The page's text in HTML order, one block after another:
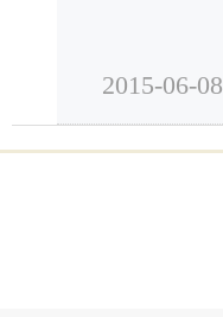
2015-06-08